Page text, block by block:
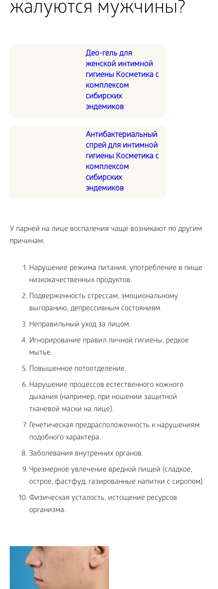
жалуются мужчины?
Део-гель для
женской интимной
гигиены Косметика с
комплексом
сибирских
эндемиков
Антибактериальный
спрей для интимной
гигиены Косметика с
комплексом
сибирских
эндемиков
У парней на лице воспаления чаще возникают по другим
причинам:
Нарушение режима питания, употребление в пище
низкокачественных продуктов.
Подверженность стрессам, эмоциональному
выгоранию, депрессивным состояниям.
Неправильный уход за лицом.
Игнорирование правил личной гигиены, редкое
мытье.
Повышенное потоотделение.
Нарушение процессов естественного кожного
дыхания (например, при ношении защитной
тканевой маски на лице).
Генетическая предрасположенность к нарушениям
подобного характера.
Заболевания внутренних органов.
Чрезмерное увлечение вредной пищей (сладкое,
острое, фастфуд, газированные напитки с сиропом).
Физическая усталость, истощение ресурсов
организма.